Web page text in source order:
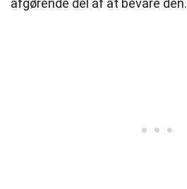
afgørende del af at bevare den.